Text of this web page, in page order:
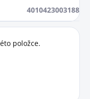
4010423003188
položce.